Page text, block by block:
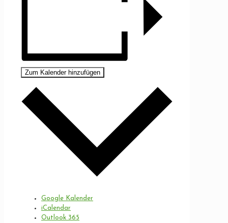
Zum Kalender hinzufügen
Google Kalender
iCalendar
Outlook 365